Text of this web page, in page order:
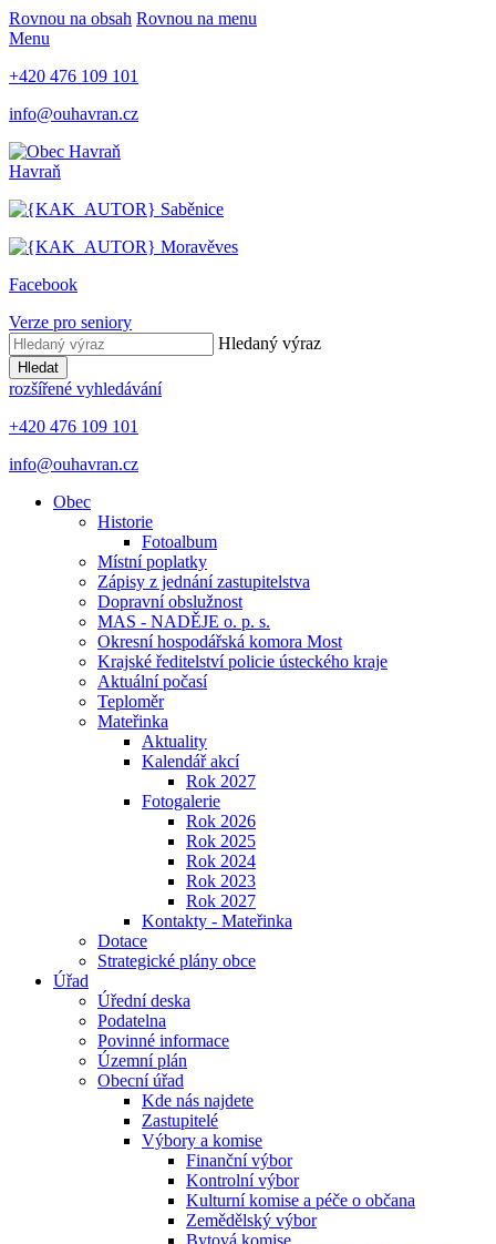
Rovnou na obsah Rovnou na menu
Menu
+420 476 109 101
info@ouhavran.cz
Havraň
Saběnice
Moravěves
Facebook
Verze pro seniory
Hledaný výraz
Hledat
rozšířené vyhledávání
+420 476 109 101
info@ouhavran.cz
Obec
Historie
Fotoalbum
Místní poplatky
Zápisy z jednání zastupitelstva
Dopravní obslužnost
MAS - NADĚJE o. p. s.
Okresní hospodářská komora Most
Krajské ředitelství policie ústeckého kraje
Aktuální počasí
Teploměr
Mateřinka
Aktuality
Kalendář akcí
Rok 2027
Fotogalerie
Rok 2026
Rok 2025
Rok 2024
Rok 2023
Rok 2027
Kontakty - Mateřinka
Dotace
Strategické plány obce
Úřad
Úřední deska
Podatelna
Povinné informace
Územní plán
Obecní úřad
Kde nás najdete
Zastupitelé
Výbory a komise
Finanční výbor
Kontrolní výbor
Kulturní komise a péče o občana
Zemědělský výbor
Bytová komise